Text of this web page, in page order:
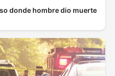
donde hombre dio muerte